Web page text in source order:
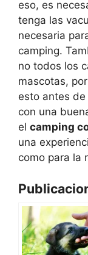
eso, es
tenga las
necesaria
camping.
no todos los
mascotas,
esto antes
con una
el camping
una
como para la